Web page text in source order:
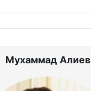
Мухаммад Алиев